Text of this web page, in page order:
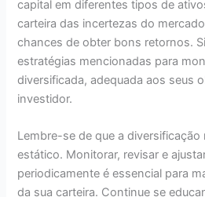
capital em diferentes tipos de
carteira das incertezas do
chances de obter bons retornos.
estratégias mencionadas para
diversificada, adequada aos seus
investidor.
Lembre-se de que a
estático. Monitorar, revisar e
periodicamente é essencial para
da sua carteira. Continue se